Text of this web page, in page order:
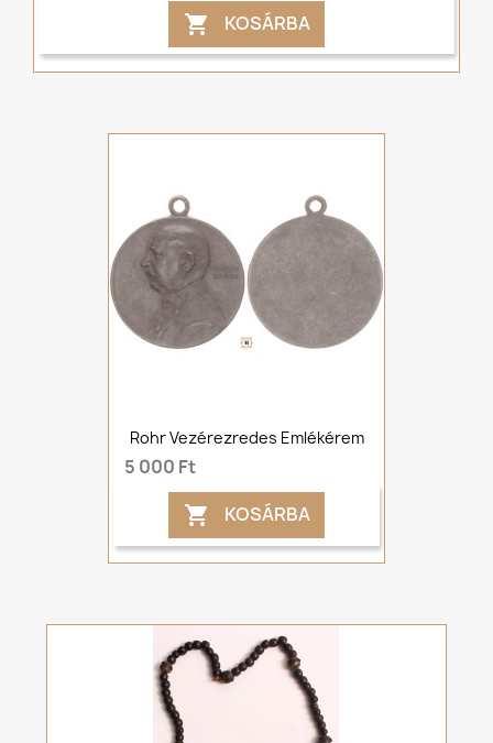
 KOSÁRBA
Rohr Vezérezredes Emlékérem
5 000 Ft
 KOSÁRBA